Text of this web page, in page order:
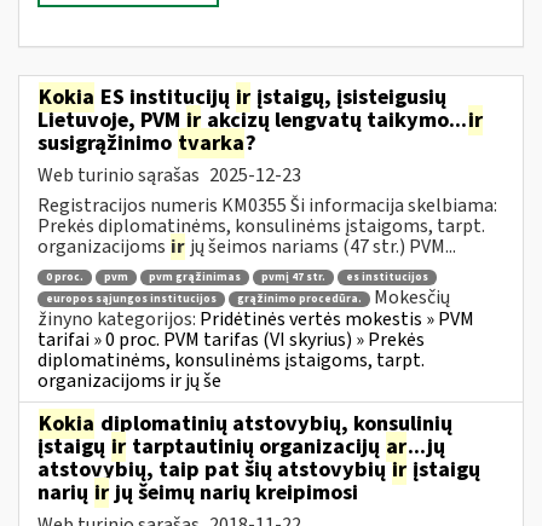
Kokia ES institucijų ir įstaigų, įsisteigusių
Lietuvoje, PVM ir akcizų lengvatų taikymo...ir
susigrąžinimo tvarka?
Web turinio sąrašas 2025-12-23
Registracijos numeris KM0355 Ši informacija skelbiama:
Prekės diplomatinėms, konsulinėms įstaigoms, tarpt.
organizacijoms ir jų šeimos nariams (47 str.) PVM...
0 proc. pvm pvm grąžinimas pvmį 47 str.
es institucijos
europos sąjungos institucijos
grąžinimo procedūra.
Mokesčių
žinyno kategorijos: Pridėtinės vertės mokestis » PVM
tarifai » 0 proc. PVM tarifas (VI skyrius) » Prekės
diplomatinėms, konsulinėms įstaigoms, tarpt.
organizacijoms ir jų še
Kokia diplomatinių atstovybių, konsulinių
įstaigų ir tarptautinių organizacijų ar...jų
atstovybių, taip pat šių atstovybiųir įstaigų
narių irjų šeimų narių kreipimosi